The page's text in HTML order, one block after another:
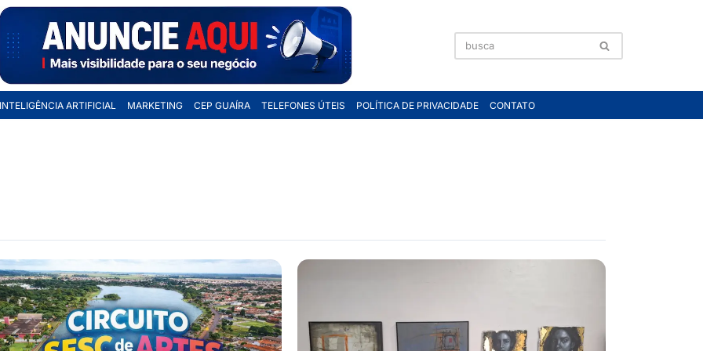
INTELIGÊNCIA ARTIFICIAL MARKETING CEP GUAÍRA TELEFONES ÚTEIS POLÍTICA DE PRIVACIDADE CONTATO